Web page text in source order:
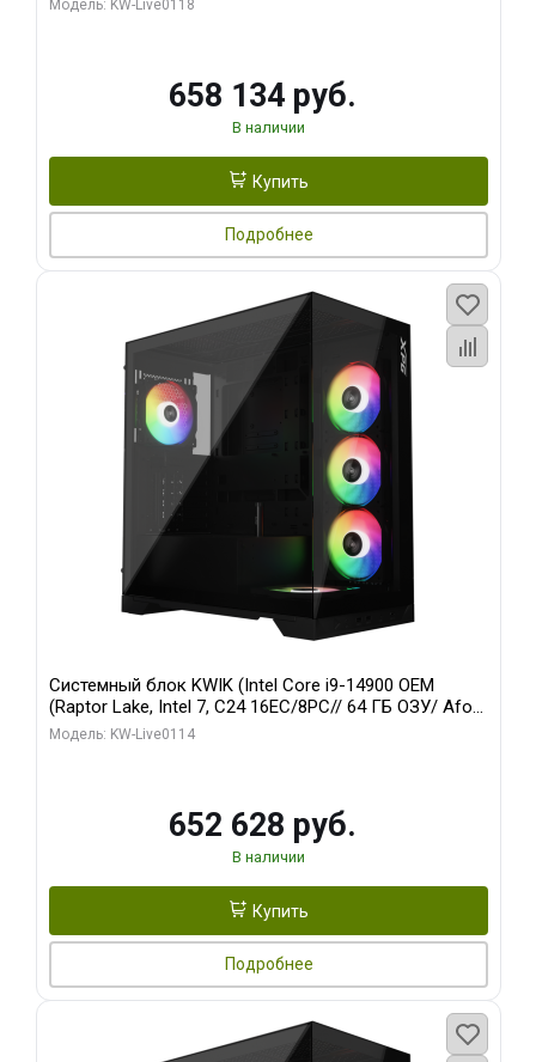
Модель: KW-Live0118
658 134 руб.
В наличии
Купить
Подробнее
Системный блок KWIK (Intel Core i9-14900 OEM
(Raptor Lake, Intel 7, C24 16EC/8PC// 64 ГБ ОЗУ/ Afox
RTX4090 24GB GDDR6X 384-Bit 3xDP HDMI ATX Turbo/
Модель: KW-Live0114
652 628 руб.
В наличии
Купить
Подробнее